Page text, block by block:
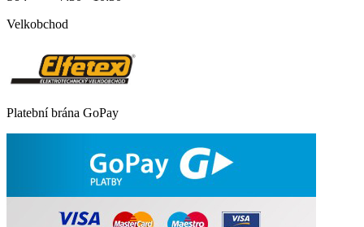
Velkobchod
Platební brána GoPay